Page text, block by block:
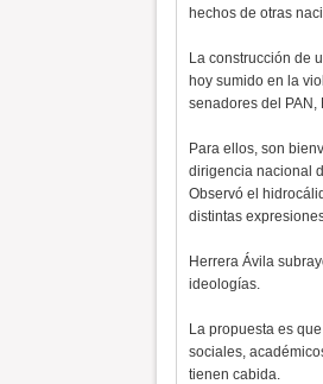
hechos de otras
La construcción de
hoy sumido en la
senadores del PAN,
Para ellos, son
dirigencia nacional
Observó el
distintas
Herrera Ávila
ideologías.
La propuesta es
sociales,
tienen cabida.